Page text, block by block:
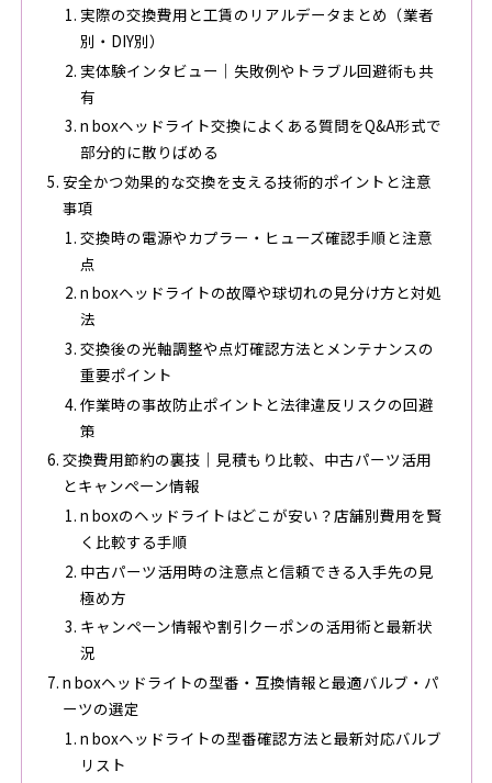
実際の交換費用と工賃のリアルデータまとめ（業者
別・DIY別）
実体験インタビュー｜失敗例やトラブル回避術も共
有
n boxヘッドライト交換によくある質問をQ&A形式で
部分的に散りばめる
安全かつ効果的な交換を支える技術的ポイントと注意
事項
交換時の電源やカプラー・ヒューズ確認手順と注意
点
n boxヘッドライトの故障や球切れの見分け方と対処
法
交換後の光軸調整や点灯確認方法とメンテナンスの
重要ポイント
作業時の事故防止ポイントと法律違反リスクの回避
策
交換費用節約の裏技｜見積もり比較、中古パーツ活用
とキャンペーン情報
n boxのヘッドライトはどこが安い？店舗別費用を賢
く比較する手順
中古パーツ活用時の注意点と信頼できる入手先の見
極め方
キャンペーン情報や割引クーポンの活用術と最新状
況
n boxヘッドライトの型番・互換情報と最適バルブ・パ
ーツの選定
n boxヘッドライトの型番確認方法と最新対応バルブ
リスト